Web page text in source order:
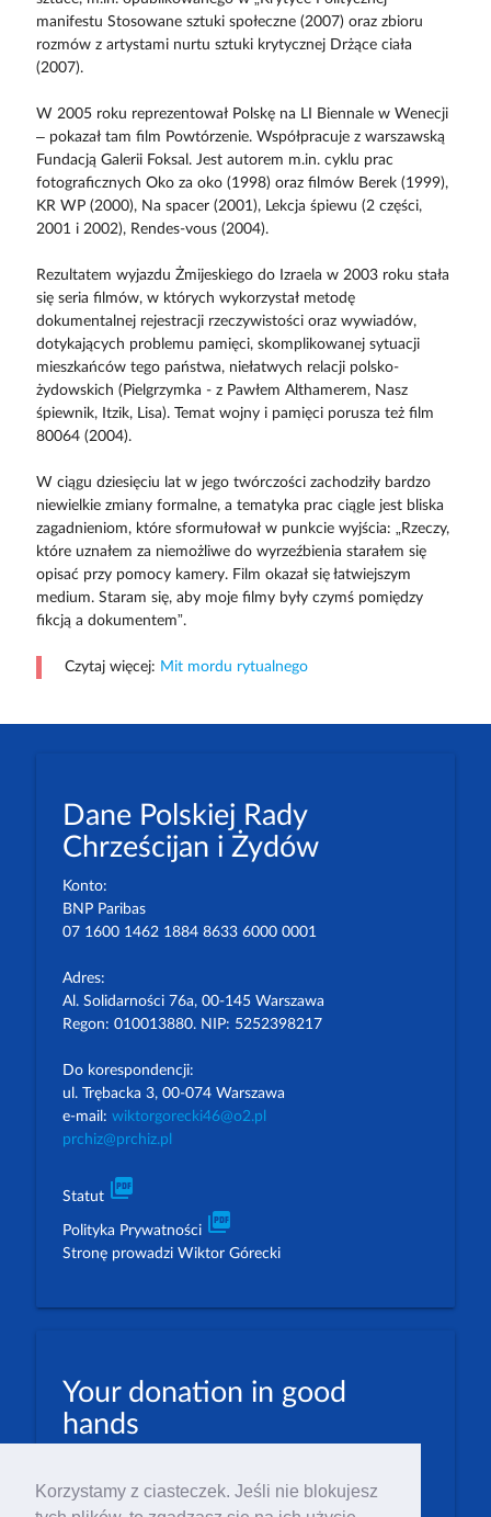
Korzystamy z ciasteczek. Jeśli nie blokujesz
manifestu Stosowane sztuki społeczne (2007) oraz zbioru
rozmów z artystami nurtu sztuki krytycznej Drżące ciała
(2007).
W 2005 roku reprezentował Polskę na LI Biennale w Wenecji
– pokazał tam film Powtórzenie. Współpracuje z warszawską
Fundacją Galerii Foksal. Jest autorem m.in. cyklu prac
fotograficznych Oko za oko (1998) oraz filmów Berek (1999),
KR WP (2000), Na spacer (2001), Lekcja śpiewu (2 części,
2001 i 2002), Rendes-vous (2004).
Rezultatem wyjazdu Żmijeskiego do Izraela w 2003 roku stała
się seria filmów, w których wykorzystał metodę
dokumentalnej rejestracji rzeczywistości oraz wywiadów,
dotykających problemu pamięci, skomplikowanej sytuacji
mieszkańców tego państwa, niełatwych relacji polsko-
żydowskich (Pielgrzymka - z Pawłem Althamerem, Nasz
śpiewnik, Itzik, Lisa). Temat wojny i pamięci porusza też film
80064 (2004).
W ciągu dziesięciu lat w jego twórczości zachodziły bardzo
niewielkie zmiany formalne, a tematyka prac ciągle jest bliska
zagadnieniom, które sformułował w punkcie wyjścia: „Rzeczy,
które uznałem za niemożliwe do wyrzeźbienia starałem się
opisać przy pomocy kamery. Film okazał się łatwiejszym
medium. Staram się, aby moje filmy były czymś pomiędzy
fikcją a dokumentem”.
Czytaj więcej: Mit mordu rytualnego
Dane Polskiej Rady
Chrześcijan i Żydów
Konto:
BNP Paribas
07 1600 1462 1884 8633 6000 0001
Adres:
Al. Solidarności 76a, 00-145 Warszawa
Regon: 010013880. NIP: 5252398217
Do korespondencji:
ul. Trębacka 3, 00-074 Warszawa
e-mail: wiktorgorecki46@o2.pl
prchiz@prchiz.pl
Statut picture_as_pdf
Polityka Prywatności picture_as_pdf
Stronę prowadzi Wiktor Górecki
Your donation in good
hands
EUR: 23 1600 1462 1884 8633 6000 0004